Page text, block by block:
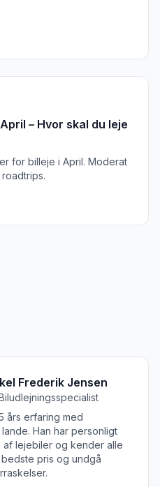
– Hvor skal du leje
for billeje i April. Moderat
Frederik Jensen
års erfaring med
Han har personligt
af lejebiler og kender alle
pris og undgå